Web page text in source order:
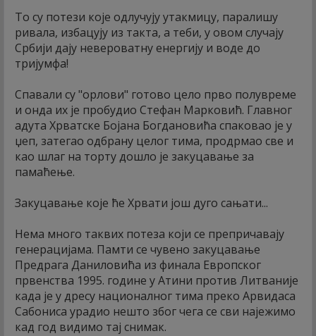
То су потези које одлучују утакмицу, паралишу
ривала, избацују из такта, а теби, у овом случају
Србији дају невероватну енергију и воде до
тријумфа!
Спавали су "орлови" готово цело прво полувреме
и онда их је пробудио Стефан Марковић. Главног
адута Хрватске Бојана Богдановића спаковао је у
џеп, затегао одбрану целог тима, продрмао све и
као шлаг на торту дошло је закуцавање за
памаћење.
Закуцавање које ће Хрвати још дуго сањати...
Нема много таквих потеза који се препричавају
генерацијама. Памти се чувено закуцавање
Предрага Даниловића из финала Европског
првенства 1995. године у Атини против Литваније
када је у дресу националног тима преко Арвидаса
Сабониса урадио нешто због чега се сви најежимо
кад год видимо тај снимак.